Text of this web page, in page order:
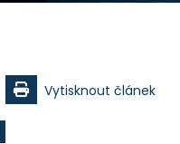
Vytisknout článek